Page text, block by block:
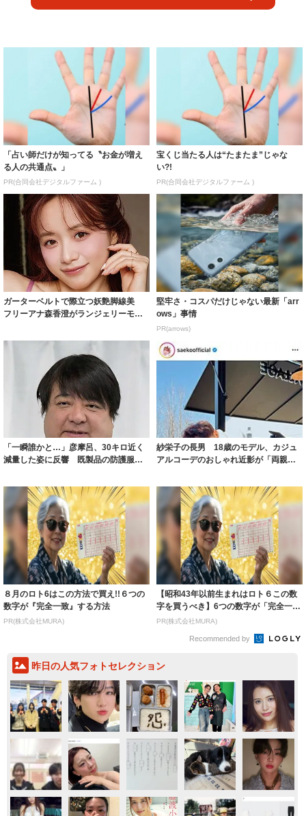
「占い師だけが知ってる〝お金が増え
る人の共通点〟」
PR(合同会社デジタルファーム )
宝くじ当たる人は“たまたま”じゃな
い?!
PR(合同会社デジタルファーム )
ガーターベルトで際立つ妖艶脚線美
フリーアナ森香澄がランジェリーモデ
堅牢さ・コスパだけじゃない最新「arr
ows」事情
PR(arrows)
「一瞬誰かと…」彦摩呂、30キロ近く
減量した姿に反響 既製品の防護服が
紗栄子の長男 18歳のモデル、カジュ
アルコーデのおしゃれ近影が「両親の
８月のロト6はこの方法で買え!!６つの
数字が『完全一致』する方法
PR(株式会社MURA)
【昭和43年以前生まれはロト６この数
字を買うべき】6つの数字が「完全一
致」する方...
PR(株式会社MURA)
Recommended by
昨日の人気フォトセレクション